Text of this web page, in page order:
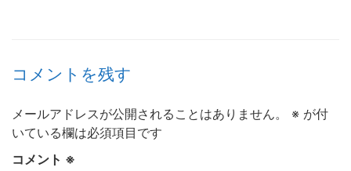
コメントを残す
メールアドレスが公開されることはありません。 ※ が付
いている欄は必須項目です
コメント ※